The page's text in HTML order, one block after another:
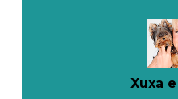
Xuxa